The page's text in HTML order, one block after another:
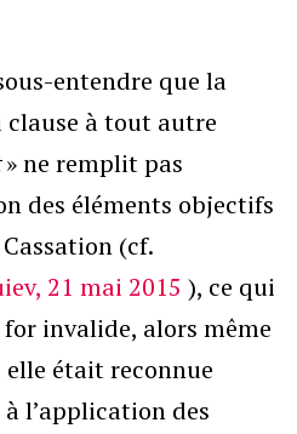
entendre que la
à tout autre
» ne remplit pas
des éléments objectifs
(cf.
21 mai 2015 ), ce qui
invalide, alors même
était reconnue
l’application des